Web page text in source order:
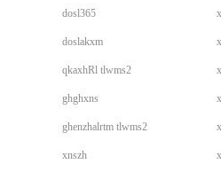
dosl365
doslakxm
qkaxhRl tlwms2
ghghxns
ghenzhalrtm tlwms2
xnszh